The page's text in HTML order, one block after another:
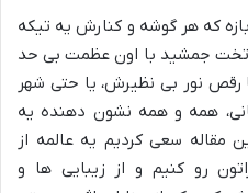
بازه که هر گوشه و کنارش یه تیکه
تخت جمشید با اون عظمت بی حد
نور بی نظیرش، یا حتی شهر
همه و همه نشون دهنده یه
مقاله سعی کردیم یه عالمه از
رو کنیم و از زیبایی ها و